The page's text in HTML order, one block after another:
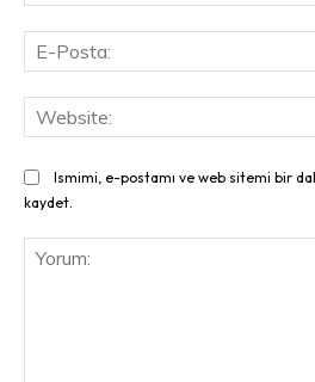
Ismimi, e-postamı ve web sitemi bir
kaydet.